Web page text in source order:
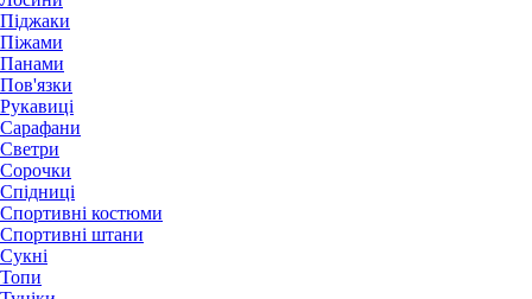
Піджаки
Піжами
Панами
Пов'язки
Рукавиці
Сарафани
Светри
Сорочки
Спідниці
Спортивні костюми
Спортивні штани
Сукні
Топи